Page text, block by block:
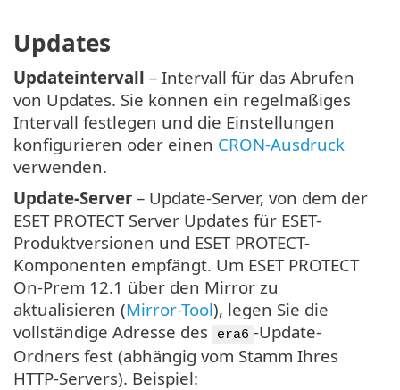
Updates
Updateintervall – Intervall für das Abrufen
von Updates. Sie können ein regelmäßiges
Intervall festlegen und die Einstellungen
konfigurieren oder einen CRON-Ausdruck
verwenden.
Update-Server – Update-Server, von dem der
ESET PROTECT Server Updates für ESET-
Produktversionen und ESET PROTECT-
Komponenten empfängt. Um ESET PROTECT
On-Prem 12.1 über den Mirror zu
aktualisieren (Mirror-Tool), legen Sie die
vollständige Adresse des
era6 -Update-
Ordners fest (abhängig vom Stamm Ihres
HTTP-Servers). Beispiel: